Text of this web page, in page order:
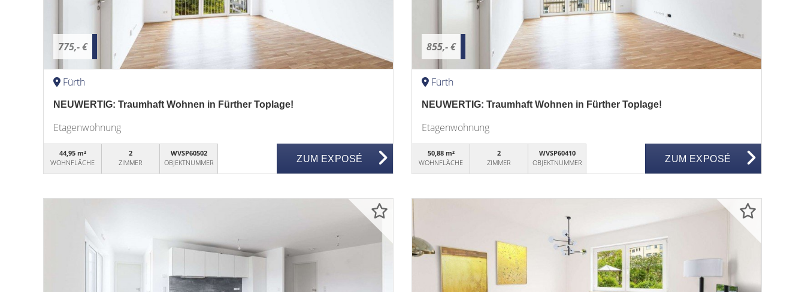
775,- €
Fürth
NEUWERTIG: Traumhaft Wohnen in Fürther Toplage!
Etagenwohnung
44,95 m²
WOHNFLÄCHE
2
ZIMMER
WVSP60502
OBJEKTNUMMER
ZUM EXPOSÉ
855,- €
Fürth
NEUWERTIG: Traumhaft Wohnen in Fürther Toplage!
Etagenwohnung
50,88 m²
WOHNFLÄCHE
2
ZIMMER
WVSP60410
OBJEKTNUMMER
ZUM EXPOSÉ